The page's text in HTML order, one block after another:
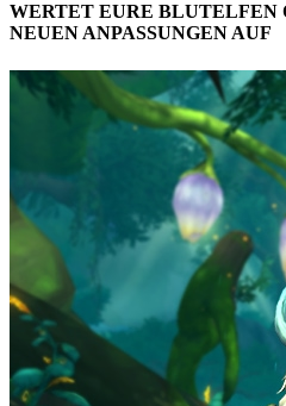
WERTET EURE BLUTELFEN
NEUEN ANPASSUNGEN AUF